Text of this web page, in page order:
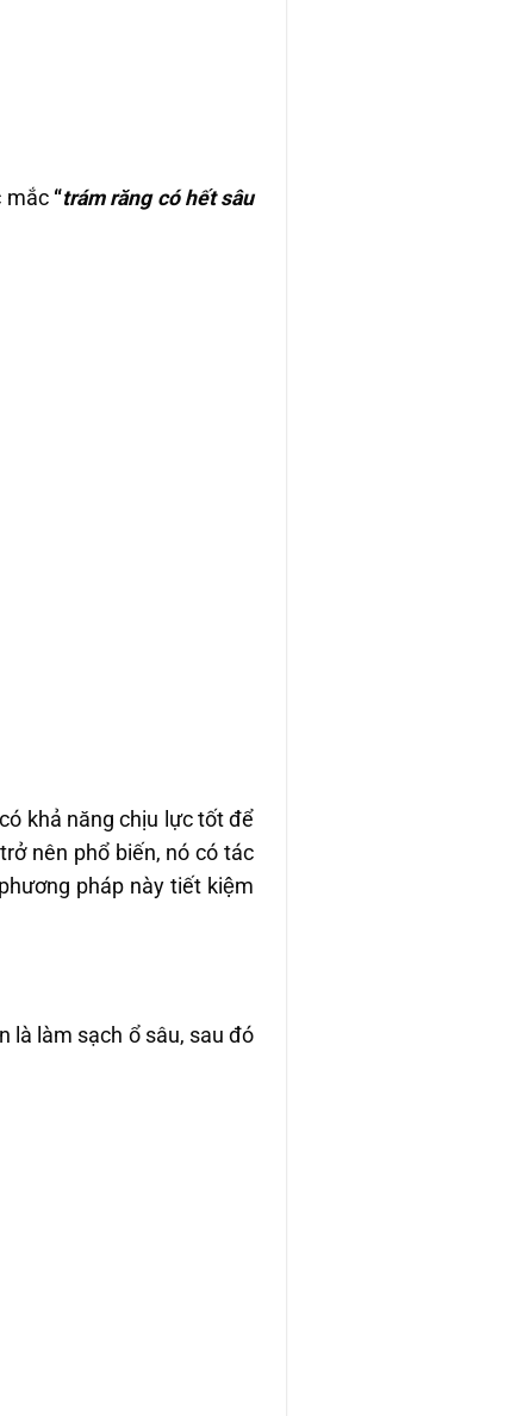
mắc “trám răng có hết sâu
khả năng chịu lực tốt để
nên phổ biến, nó có tác
pháp này tiết kiệm
là làm sạch ổ sâu, sau đó